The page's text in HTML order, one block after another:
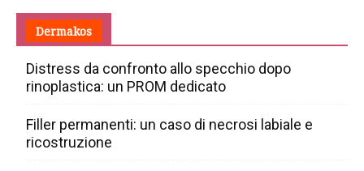
Dermakos
Distress da confronto allo specchio dopo
rinoplastica: un PROM dedicato
Filler permanenti: un caso di necrosi labiale e
ricostruzione